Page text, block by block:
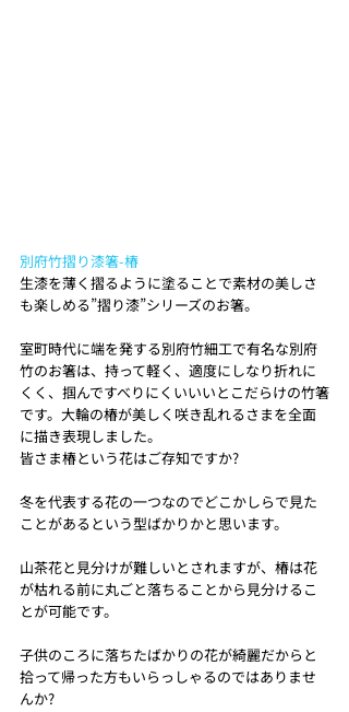
別府竹摺り漆箸-椿
生漆を薄く摺るように塗ることで素材の美しさ
も楽しめる”摺り漆”シリーズのお箸。
室町時代に端を発する別府竹細工で有名な別府
竹のお箸は、持って軽く、適度にしなり折れに
くく、掴んですべりにくいいいとこだらけの竹箸
です。大輪の椿が美しく咲き乱れるさまを全面
に描き表現しました。
皆さま椿という花はご存知ですか?
冬を代表する花の一つなのでどこかしらで見た
ことがあるという型ばかりかと思います。
山茶花と見分けが難しいとされますが、椿は花
が枯れる前に丸ごと落ちることから見分けるこ
とが可能です。
子供のころに落ちたばかりの花が綺麗だからと
拾って帰った方もいらっしゃるのではありませ
んか?